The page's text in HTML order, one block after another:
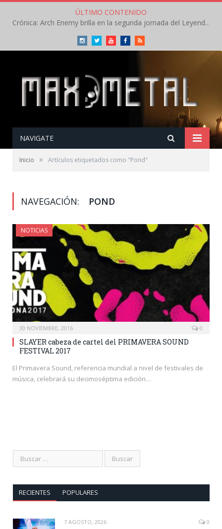
ÚLTIMO CONTENIDO
Crónica: Arch Enemy brilla en la segunda jornada del Leyendas del Rock – Jueves – Agosto 2026
InstagramTwitterYoutubeFacebookRSS
NAVIGATE
Inicio » Artículos etiquetados como "Pond"
NAVEGACIÓN: POND
NOTICIAS
30 NOVIEMBRE, 2016 0
SLAYER cabeza de cartel del PRIMAVERA SOUND
FESTIVAL 2017
El Primavera Sound, referencia mundial a nivel de festivales de
música, celebrará su decimoséptima edición…
RECIENTES POPULARES
7 AGOSTO, 2026 0